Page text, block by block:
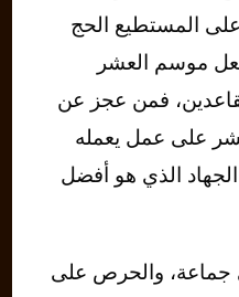
المستطيع الحج
موسم العشر
فمن عجز عن
على عمل يعمله
الذي هو أفضل
جماعة، والحرص على